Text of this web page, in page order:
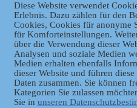
Datenschutz
Diese Website verwendet
Erlebnis. Dazu zählen für den
Cookies, Cookies für anonyme
für Komforteinstellungen.
über die Verwendung dieser
Analysen und soziale Medien
Medien erhalten ebenfalls
dieser Website und führen
Daten zusammen. Sie können
Kategorien Sie zulassen
Sie in unseren